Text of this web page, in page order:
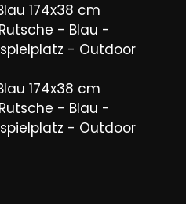
174x38 cm
- Blau -
- Outdoor
174x38 cm
- Blau -
- Outdoor